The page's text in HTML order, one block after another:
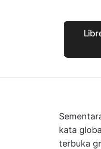
kata
terbuka